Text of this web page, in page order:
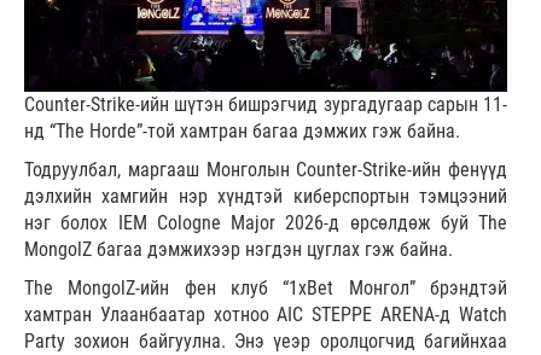
Counter-Strike-ийн шүтэн бишрэгчид зургадугаар сарын 11-
нд “The Horde”-той хамтран багаа дэмжих гэж байна.
Тодруулбал, маргааш Монголын Counter-Strike-ийн фенүүд
дэлхийн хамгийн нэр хүндтэй киберспортын тэмцээний
нэг болох IEM Cologne Major 2026-д өрсөлдөж буй The
MongolZ багаа дэмжихээр нэгдэн цуглах гэж байна.
The MongolZ-ийн фен клуб “1xBet Монгол” брэндтэй
хамтран Улаанбаатар хотноо AIC STEPPE ARENA-д Watch
Party зохион байгуулна. Энэ үеэр оролцогчид багийнхаа